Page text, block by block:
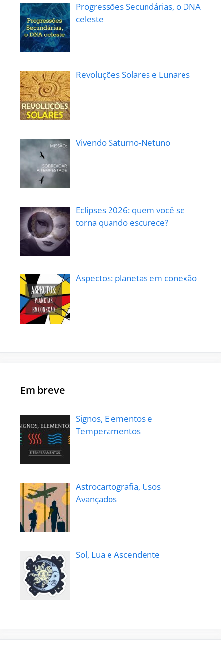
Progressões Secundárias, o DNA
celeste
Revoluções Solares e Lunares
Vivendo Saturno-Netuno
Eclipses 2026: quem você se
torna quando escurece?
Aspectos: planetas em conexão
Em breve
Signos, Elementos e
Temperamentos
Astrocartografia, Usos
Avançados
Sol, Lua e Ascendente